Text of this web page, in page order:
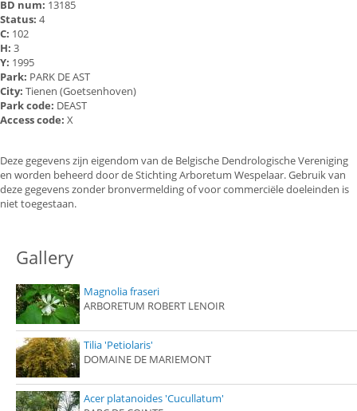
BD num: 13185
Status: 4
C: 102
H: 3
Y: 1995
Park: PARK DE AST
City: Tienen (Goetsenhoven)
Park code: DEAST
Access code: X
Deze gegevens zijn eigendom van de Belgische Dendrologische Vereniging
en worden beheerd door de Stichting Arboretum Wespelaar. Gebruik van
deze gegevens zonder bronvermelding of voor commerciële doeleinden is
niet toegestaan.
Gallery
Magnolia fraseri
ARBORETUM ROBERT LENOIR
Tilia 'Petiolaris'
DOMAINE DE MARIEMONT
Acer platanoides 'Cucullatum'